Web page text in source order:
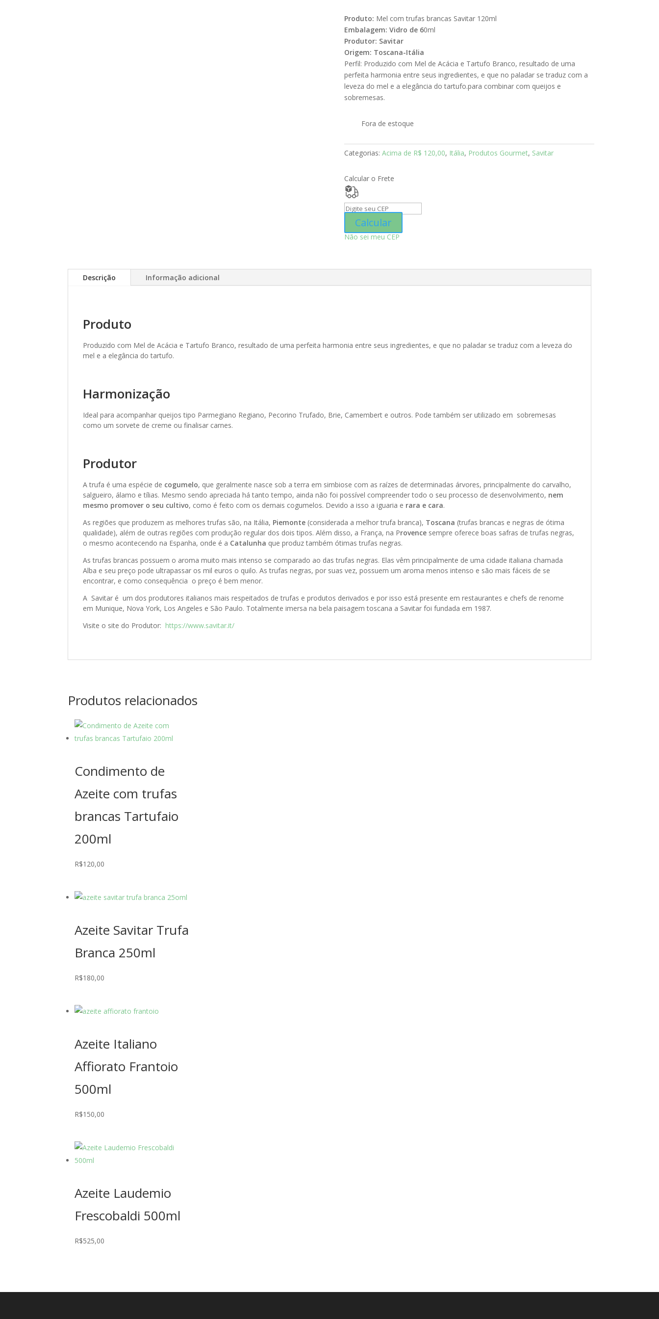
Produto: Mel com trufas brancas Savitar 120ml
Embalagem: Vidro de 60ml
Produtor: Savitar
Origem: Toscana-Itália
Perfil: Produzido com Mel de Acácia e Tartufo Branco, resultado de uma
perfeita harmonia entre seus ingredientes, e que no paladar se traduz com a
leveza do mel e a elegância do tartufo.para combinar com queijos e
sobremesas.
Fora de estoque
Categorias: Acima de R$ 120,00, Itália, Produtos Gourmet, Savitar
Calcular o Frete
Calcular
Não sei meu CEP
Descrição Informação adicional
Produto
Produzido com Mel de Acácia e Tartufo Branco, resultado de uma perfeita harmonia entre seus ingredientes, e que no paladar se traduz com a leveza do
mel e a elegância do tartufo.
Harmonização
Ideal para acompanhar queijos tipo Parmegiano Regiano, Pecorino Trufado, Brie, Camembert e outros. Pode também ser utilizado em sobremesas
como um sorvete de creme ou finalisar carnes.
Produtor
A trufa é uma espécie de cogumelo, que geralmente nasce sob a terra em simbiose com as raízes de determinadas árvores, principalmente do carvalho,
salgueiro, álamo e tílias. Mesmo sendo apreciada há tanto tempo, ainda não foi possível compreender todo o seu processo de desenvolvimento, nem
mesmo promover o seu cultivo, como é feito com os demais cogumelos. Devido a isso a iguaria e rara e cara.
As regiões que produzem as melhores trufas são, na Itália, Piemonte (considerada a melhor trufa branca), Toscana (trufas brancas e negras de ótima
qualidade), além de outras regiões com produção regular dos dois tipos. Além disso, a França, na Provence sempre oferece boas safras de trufas negras,
o mesmo acontecendo na Espanha, onde é a Catalunha que produz também ótimas trufas negras.
As trufas brancas possuem o aroma muito mais intenso se comparado ao das trufas negras. Elas vêm principalmente de uma cidade italiana chamada
Alba e seu preço pode ultrapassar os mil euros o quilo. As trufas negras, por suas vez, possuem um aroma menos intenso e são mais fáceis de se
encontrar, e como consequência o preço é bem menor.
A Savitar é um dos produtores italianos mais respeitados de trufas e produtos derivados e por isso está presente em restaurantes e chefs de renome
em Munique, Nova York, Los Angeles e São Paulo. Totalmente imersa na bela paisagem toscana a Savitar foi fundada em 1987.
Visite o site do Produtor: https://www.savitar.it/
Produtos relacionados
Condimento de
Azeite com trufas
brancas Tartufaio
200ml
R$120,00
Azeite Savitar Trufa
Branca 250ml
R$180,00
Azeite Italiano
Affiorato Frantoio
500ml
R$150,00
Azeite Laudemio
Frescobaldi 500ml
R$525,00